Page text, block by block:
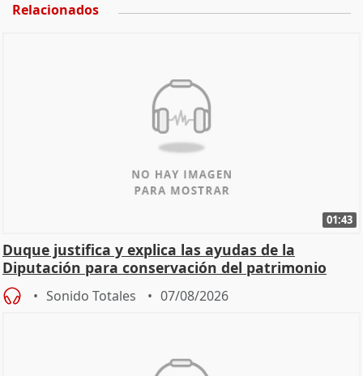
Relacionados
01:43
Duque justifica y explica las ayudas de la
Diputación para conservación del patrimonio
Sonido Totales 07/08/2026